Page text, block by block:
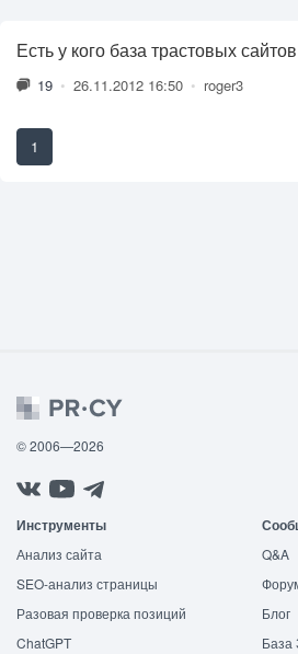
Есть у кого база трастовых
19 • 26.11.2012 16:50 • roger3
1
© 2006—2026
Инструменты
Анализ сайта
SEO-анализ страницы
Разовая проверка позиций
ChatGPT
Q&A
Блог
База